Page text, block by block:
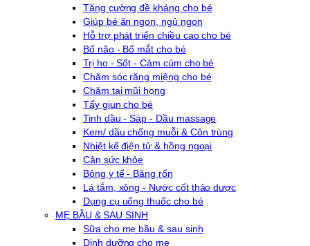
Tăng cường đề kháng cho bé
Giúp bé ăn ngon, ngủ ngon
Hỗ trợ phát triển chiều cao cho bé
Bổ não - Bổ mắt cho bé
Trị ho - Sốt - Cảm cúm cho bé
Chăm sóc răng miệng cho bé
Chăm tai mũi họng
Tẩy giun cho bé
Tinh dầu - Sáp - Dầu massage
Kem/ dầu chống muỗi & Côn trùng
Nhiệt kế điện tử & hồng ngoại
Cân sức khỏe
Bông y tế - Băng rốn
Lá tắm, xông - Nước cốt thảo dược
Dụng cụ uống thuốc cho bé
MẸ BẦU & SAU SINH
Sữa cho mẹ bầu & sau sinh
Dinh dưỡng cho mẹ